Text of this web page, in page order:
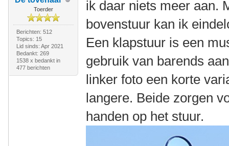
Toerder
Berichten: 512
Topics: 15
Lid sinds: Apr 2021
Bedankt: 269
1538 x bedankt in
477 berichten
ik daar niets meer aan.
bovenstuur kan ik
Een klapstuur is een
gebruik van barends
linker foto een korte
langere. Beide zorgen
handen op het stuur.